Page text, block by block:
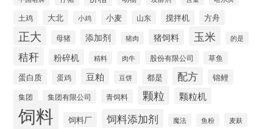
土鸡 大北 小鸡 小麦 山东 搅拌机 方舟
正大 母猪 添加剂 猪肉 猪饲料 玉米 的是
秸秆 粉碎机 精料 肉牛 股份有限公司 草鱼
蛋白质 蛋鸡 豆粕 豆饼 都是 配方 锦鲤
集团 集团有限公司 青饲料 颗粒 颗粒机
饲料 饲料厂 饲料添加剂 魔法 鱼粉 麦麸